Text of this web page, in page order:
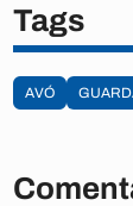
Tags
AVÓ